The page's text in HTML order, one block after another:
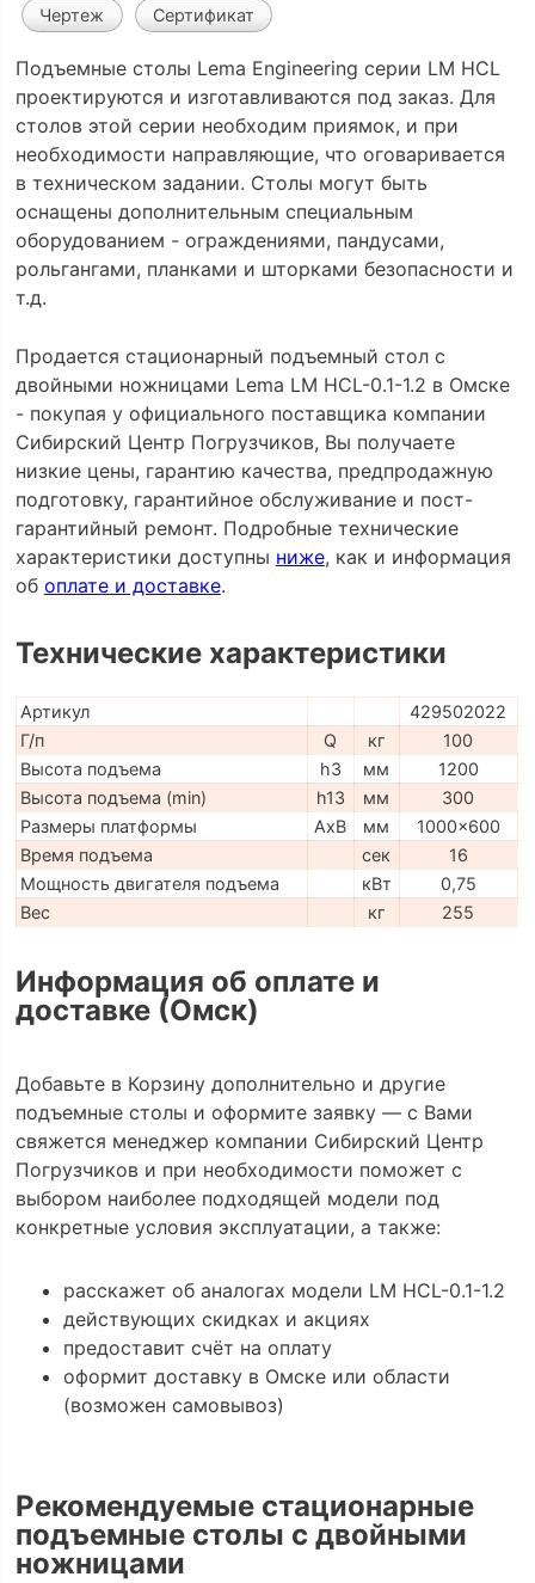
Чертеж Сертификат
Подъемные столы Lema Engineering серии LM HCL
проектируются и изготавливаются под заказ. Для
столов этой серии необходим приямок, и при
необходимости направляющие, что оговаривается
в техническом задании. Столы могут быть
оснащены дополнительным специальным
оборудованием - ограждениями, пандусами,
рольгангами, планками и шторками безопасности и
т.д.
Продается стационарный подъемный стол с
двойными ножницами Lema LM HCL-0.1-1.2 в Омске
- покупая у официального поставщика компании
Сибирский Центр Погрузчиков, Вы получаете
низкие цены, гарантию качества, предпродажную
подготовку, гарантийное обслуживание и пост-
гарантийный ремонт. Подробные технические
характеристики доступны ниже, как и информация
об оплате и доставке.
Технические характеристики
Артикул
429502022
Г/п
Q кг
100
Высота подъема
h3 мм
1200
Высота подъема (min)
h13 мм
300
Размеры платформы
AxB мм
1000x600
Время подъема
сек
16
Мощность двигателя подъема
кВт
0,75
Вес
кг 255
Информация об оплате и
доставке (Омск)
Добавьте в Корзину дополнительно и другие
подъемные столы и оформите заявку — с Вами
свяжется менеджер компании Сибирский Центр
Погрузчиков и при необходимости поможет с
выбором наиболее подходящей модели под
конкретные условия эксплуатации, а также:
расскажет об аналогах модели LM HCL-0.1-1.2
действующих скидках и акциях
предоставит счёт на оплату
оформит доставку в Омске или области
(возможен самовывоз)
Рекомендуемые стационарные
подъемные столы с двойными
ножницами